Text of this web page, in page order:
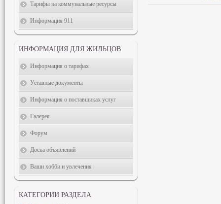
Тарифы на коммунальные ресурсы
Информация 911
ИНФОРМАЦИЯ ДЛЯ ЖИЛЬЦОВ
Информация о тарифах
Уставные документы
Информация о поставщиках услуг
Галерея
Форум
Доска объявлений
Ваши хобби и увлечения
КАТЕГОРИИ РАЗДЕЛА